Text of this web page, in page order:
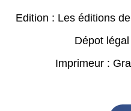
Edition : Les éditions
Dépot
Imprimeur :